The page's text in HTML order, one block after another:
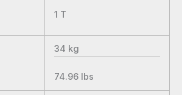
1 T
34 kg
74.96 lbs